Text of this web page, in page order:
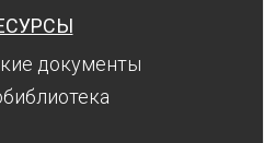
документы